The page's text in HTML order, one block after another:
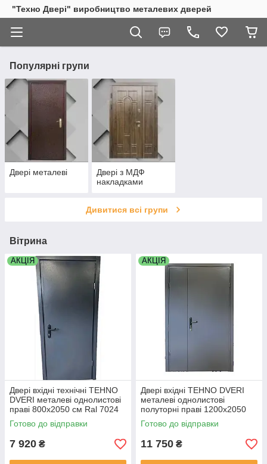
"Техно Двері" виробництво металевих дверей
Популярні групи
Двері металеві
Двері з МДФ
накладками
Дивитися всі групи
Вітрина
АКЦІЯ
Двері вхідні технічні TEHNO
DVERI металеві однолистові
праві 800х2050 см Ral 7024
Антрацитовий
Готово до відправки
7 920 ₴
АКЦІЯ
Двері вхідні TEHNO DVERI
металеві однолистові
полуторні праві 1200х2050
см Ral 7024 Антрацитовий
Готово до відправки
11 750 ₴